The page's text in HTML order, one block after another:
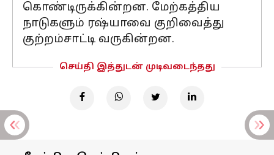
கொண்டிருக்கின்றன. மேற்கத்திய
நாடுகளும் ரஷ்யாவை குறிவைத்து
குற்றம்சாட்டி வருகின்றன.
செய்தி இத்துடன் முடிவடைந்தது